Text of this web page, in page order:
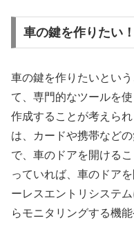
車の鍵を作りたい！
車の鍵を作りたいとい
て、専門的なツールを
作成することが考えら
は、カードや携帯など
で、車のドアを開ける
っていれば、車のドア
ーレスエントリシステ
らモニタリングする機